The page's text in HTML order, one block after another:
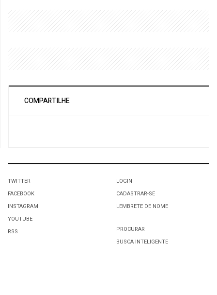
COMPARTILHE
TWITTER
FACEBOOK
INSTAGRAM
YOUTUBE
RSS
LOGIN
CADASTRAR-SE
LEMBRETE DE NOME
PROCURAR
BUSCA INTELIGENTE